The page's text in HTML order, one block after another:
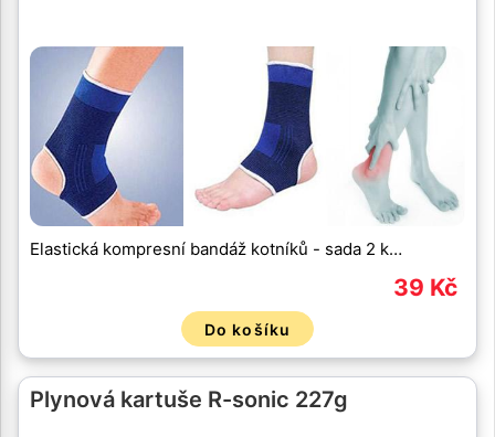
Elastická kompresní bandáž kotníků - sada 2 k…
39 Kč
Do košíku
Plynová kartuše R-sonic 227g